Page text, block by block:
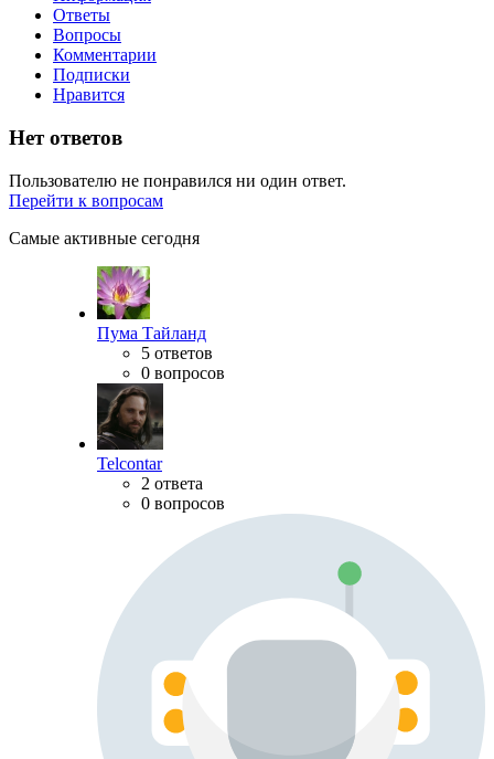
Ответы
Вопросы
Комментарии
Подписки
Нравится
Нет ответов
Пользователю не понравился ни один ответ.
Перейти к вопросам
Самые активные сегодня
Пума Тайланд
5 ответов
0 вопросов
Telcontar
2 ответа
0 вопросов